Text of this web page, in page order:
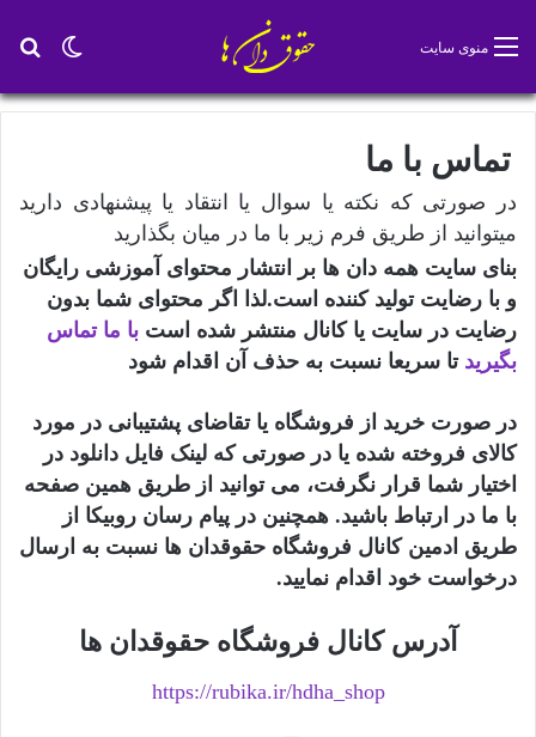
تغییر منوی سایت
تماس با ما
در صورتی که نکته یا سوال یا انتقاد یا پیشنهادی دارید
میتوانید از طریق فرم زیر با ما در میان بگذارید
بنای سایت همه دان ها بر انتشار محتوای آموزشی رایگان
و با رضایت تولید کننده است.لذا اگر محتوای شما بدون
رضایت در سایت یا کانال منتشر شده است با ما تماس
بگیرید تا سریعا نسبت به حذف آن اقدام شود
در صورت خرید از فروشگاه یا تقاضای پشتیبانی در مورد
کالای فروخته شده یا در صورتی که لینک فایل دانلود در
اختیار شما قرار نگرفت، می توانید از طریق همین صفحه
با ما در ارتباط باشید. همچنین در پیام رسان روبیکا از
طریق ادمین کانال فروشگاه حقوقدان ها نسبت به ارسال
درخواست خود اقدام نمایید.
آدرس کانال فروشگاه حقوقدان ها
https://rubika.ir/hdha_shop